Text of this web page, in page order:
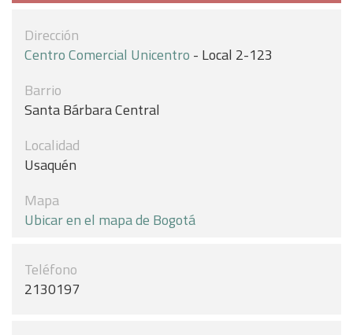
Dirección
Centro Comercial Unicentro - Local 2-123
Barrio
Santa Bárbara Central
Localidad
Usaquén
Mapa
Ubicar en el mapa de Bogotá
Teléfono
2130197